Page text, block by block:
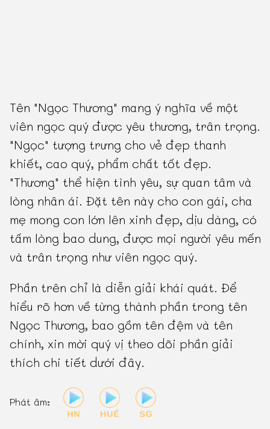
Tên "Ngọc Thương" mang ý nghĩa về một
viên ngọc quý được yêu thương, trân trọng.
"Ngọc" tượng trưng cho vẻ đẹp thanh
khiết, cao quý, phẩm chất tốt đẹp.
"Thương" thể hiện tình yêu, sự quan tâm và
lòng nhân ái. Đặt tên này cho con gái, cha
mẹ mong con lớn lên xinh đẹp, dịu dàng, có
tấm lòng bao dung, được mọi người yêu mến
và trân trọng như viên ngọc quý.
Phần trên chỉ là diễn giải khái quát. Để
hiểu rõ hơn về từng thành phần trong tên
Ngọc Thương, bao gồm tên đệm và tên
chính, xin mời quý vị theo dõi phần giải
thích chi tiết dưới đây.
Phát âm: